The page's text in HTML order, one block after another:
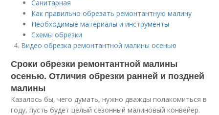
Санитарная
Как правильно обрезать ремонтантную малину
Необходимые материалы и инструменты
Схемы обрезки
Видео обрезка ремонтантной малины осенью
Сроки обрезки ремонтантной малины
осенью. Отличия обрезки ранней и поздней
малины
Казалось бы, чего думать, нужно дважды полакомиться в
году, пусть будет целый сезонный малиновый конвейер.